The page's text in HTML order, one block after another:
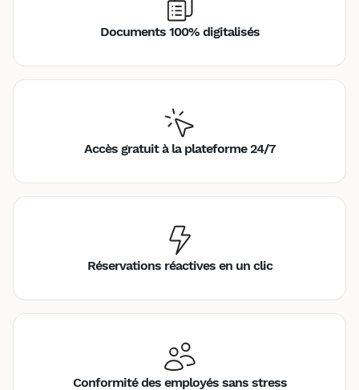
Documents 100% digitalisés
Accès gratuit à la plateforme 24/7
Réservations réactives en un clic
Conformité des employés sans stress